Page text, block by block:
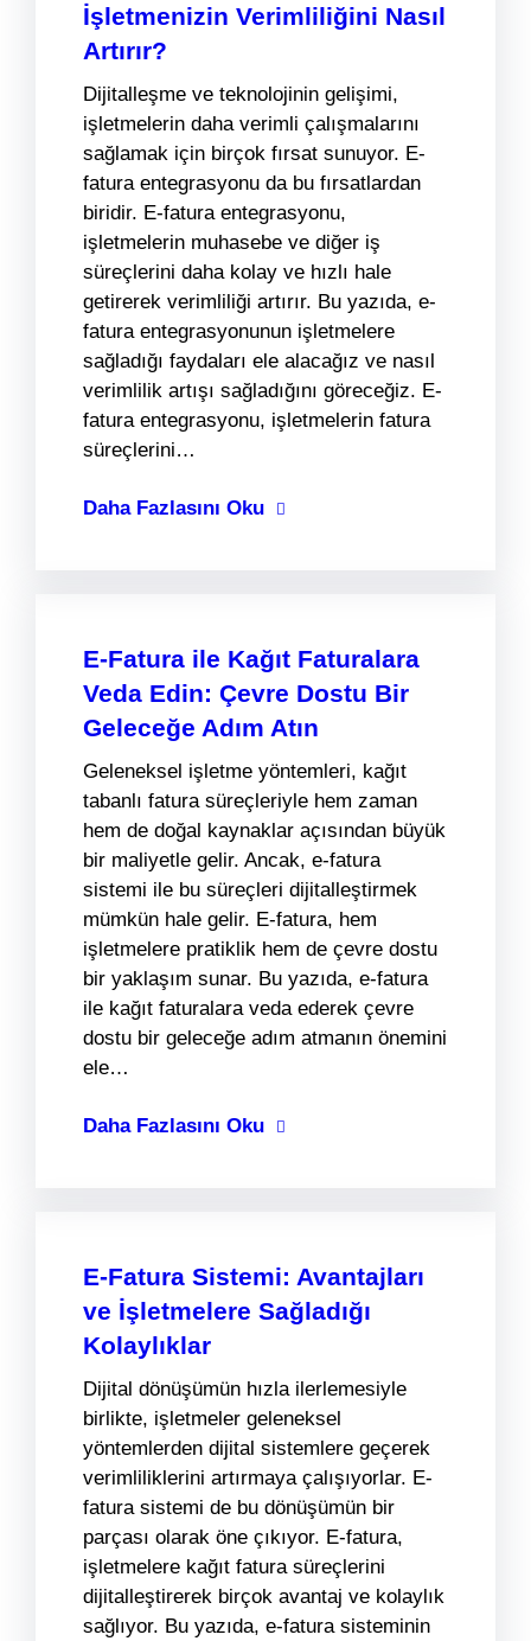
İşletmenizin Verimliliğini Nasıl
Artırır?
Dijitalleşme ve teknolojinin gelişimi,
işletmelerin daha verimli çalışmalarını
sağlamak için birçok fırsat sunuyor. E-
fatura entegrasyonu da bu fırsatlardan
biridir. E-fatura entegrasyonu,
işletmelerin muhasebe ve diğer iş
süreçlerini daha kolay ve hızlı hale
getirerek verimliliği artırır. Bu yazıda, e-
fatura entegrasyonunun işletmelere
sağladığı faydaları ele alacağız ve nasıl
verimlilik artışı sağladığını göreceğiz. E-
fatura entegrasyonu, işletmelerin fatura
süreçlerini…
Daha Fazlasını Oku
E-Fatura ile Kağıt Faturalara
Veda Edin: Çevre Dostu Bir
Geleceğe Adım Atın
Geleneksel işletme yöntemleri, kağıt
tabanlı fatura süreçleriyle hem zaman
hem de doğal kaynaklar açısından büyük
bir maliyetle gelir. Ancak, e-fatura
sistemi ile bu süreçleri dijitalleştirmek
mümkün hale gelir. E-fatura, hem
işletmelere pratiklik hem de çevre dostu
bir yaklaşım sunar. Bu yazıda, e-fatura
ile kağıt faturalara veda ederek çevre
dostu bir geleceğe adım atmanın önemini
ele…
Daha Fazlasını Oku
E-Fatura Sistemi: Avantajları
ve İşletmelere Sağladığı
Kolaylıklar
Dijital dönüşümün hızla ilerlemesiyle
birlikte, işletmeler geleneksel
yöntemlerden dijital sistemlere geçerek
verimliliklerini artırmaya çalışıyorlar. E-
fatura sistemi de bu dönüşümün bir
parçası olarak öne çıkıyor. E-fatura,
işletmelere kağıt fatura süreçlerini
dijitalleştirerek birçok avantaj ve kolaylık
sağlıyor. Bu yazıda, e-fatura sisteminin